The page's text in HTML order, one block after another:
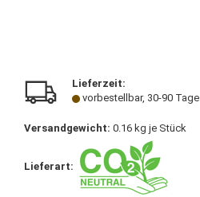
Lieferzeit:
vorbestellbar, 30-90 Tage
Versandgewicht: 0.16 kg je Stück
Lieferart: